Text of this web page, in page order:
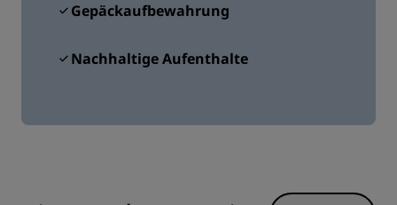
Gepäckaufbewahrung
Nachhaltige Aufenthalte